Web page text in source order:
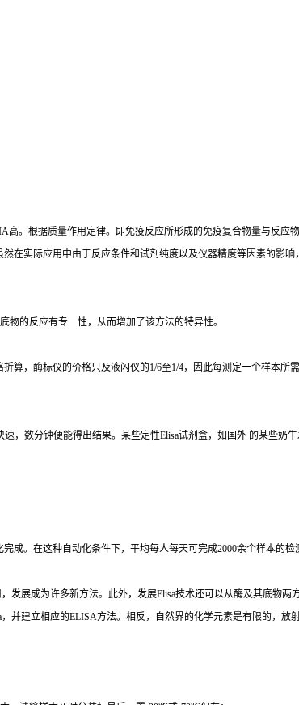
高。根据质量作用定律。即免疫反应所形成的免疫复合物量与反应
然在实际应用中由于反应条件和试剂纯度以及仪器精度等因素的影
物的反应有专一性，从而增加了该方法的特异性。
算，酶标仪的价格只及液闪仪的1/6至1/4，因此每测定一个样本所
，数分钟便能得出结果。某些定性Elisa试剂盒，如国外 的某些奶
成。在这种自动化条件下，平均每人每天可完成2000余个样本的检
发展成为许多新方法。此外，发展Elisa技术还可以从酶及其底物两
，并建立相应的ELISA方法。相反，自然界的化学元素是有限的，放